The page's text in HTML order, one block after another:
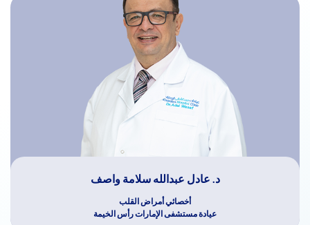
د. عادل عبدالله سلامة واصف
أخصائي أمراض القلب
عيادة مستشفى الإمارات رأس الخيمة